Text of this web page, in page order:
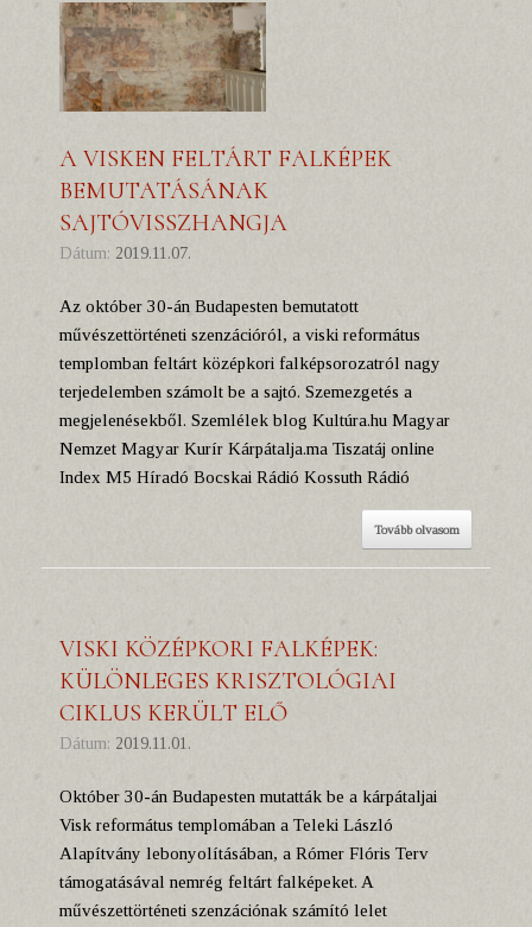
A VISKEN FELTÁRT FALKÉPEK
BEMUTATÁSÁNAK
SAJTÓVISSZHANGJA
Dátum: 2019.11.07.
Az október 30-án Budapesten bemutatott
művészettörténeti szenzációról, a viski református
templomban feltárt középkori falképsorozatról nagy
terjedelemben számolt be a sajtó. Szemezgetés a
megjelenésekből. Szemlélek blog Kultúra.hu Magyar
Nemzet Magyar Kurír Kárpátalja.ma Tiszatáj online
Index M5 Híradó Bocskai Rádió Kossuth Rádió
Tovább olvasom
VISKI KÖZÉPKORI FALKÉPEK:
KÜLÖNLEGES KRISZTOLÓGIAI
CIKLUS KERÜLT ELŐ
Dátum: 2019.11.01.
Október 30-án Budapesten mutatták be a kárpátaljai
Visk református templomában a Teleki László
Alapítvány lebonyolításában, a Rómer Flóris Terv
támogatásával nemrég feltárt falképeket. A
művészettörténeti szenzációnak számító lelet